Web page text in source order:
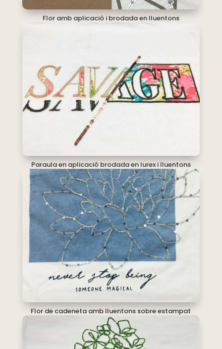
Flor amb aplicació i brodada en lluentons
Paraula en aplicació brodada en lurex i lluentons
Flor de cadeneta amb lluentons sobre estampat